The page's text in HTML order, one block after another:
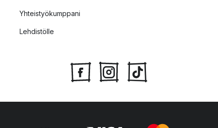
Yhteistyökumppani
Lehdistölle